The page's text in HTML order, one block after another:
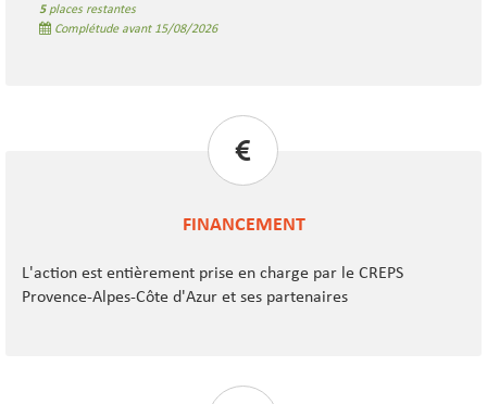
5places restantes
Complétude avant 15/08/2026
FINANCEMENT
L'action est entièrement prise en charge par le CREPS
Provence-Alpes-Côte d'Azur et ses partenaires